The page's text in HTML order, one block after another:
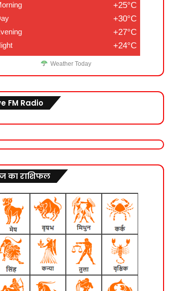
+25°C
+30°C
+27°C
+24°C
Weather Today
FM Radio
का राशिफल